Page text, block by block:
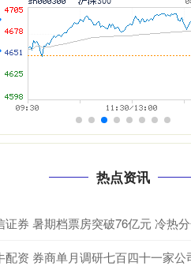
热点资讯